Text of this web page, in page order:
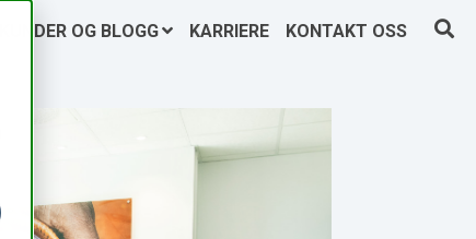
KUNDER OG BLOGG KARRIERE KONTAKT OSS